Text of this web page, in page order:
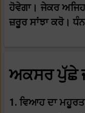
ਹੋਵੇਗਾ। ਜੇਕਰ
ਜ਼ਰੂਰ ਸਾਂਝਾ ਕਰੋ।
ਅਕਸਰ ਪੁੱਛੇ
1. ਵਿਆਹ ਦਾ